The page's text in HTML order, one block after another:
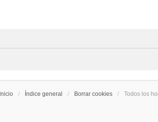
Inicio Índice general Borrar cookies Todos los